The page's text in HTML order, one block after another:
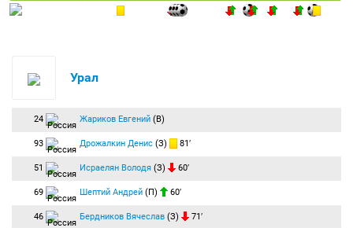
Урал
24 Жариков Евгений (В)
93 Дрожалкин Денис (З) 81′
51 Исраелян Володя (З) 60′
69 Шептий Андрей (П) 60′
46 Бердников Вячеслав (З) 71′